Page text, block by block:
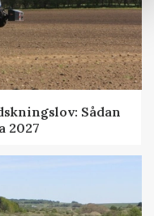
Sådan
2027